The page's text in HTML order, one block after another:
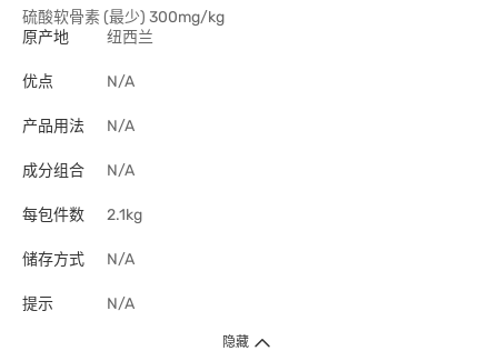
硫酸软骨素 (最少) 300mg/kg
原产地
纽西兰
优点 N/A
产品用法 N/A
成分组合 N/A
每包件数 2.1kg
储存方式 N/A
提示 N/A
隐藏